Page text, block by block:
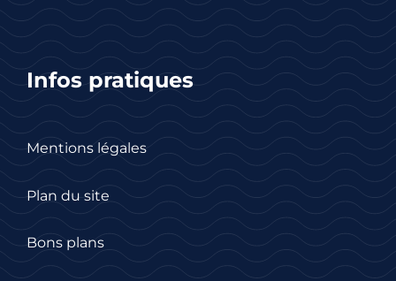
Infos pratiques
Mentions légales
Plan du site
Bons plans